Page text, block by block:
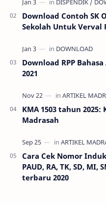
Download Contoh SK
Sekolah Untuk Verval
Download RPP
2021
KMA 1503 tahun
Madrasah
Cara Cek Nomor
PAUD, RA, TK, SD, MI,
terbaru 2020